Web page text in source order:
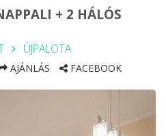
+ 2 HÁLÓS
ÚJPALOTA
AJÁNLÁS FACEBOOK